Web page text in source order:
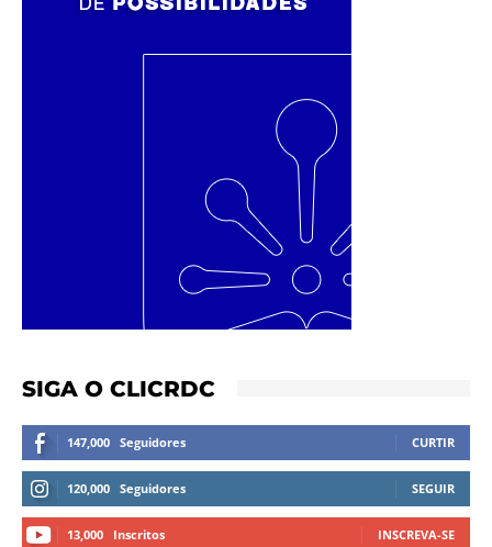
SIGA O CLICRDC
147,000 Seguidores CURTIR
120,000 Seguidores SEGUIR
13,000 Inscritos INSCREVA-SE